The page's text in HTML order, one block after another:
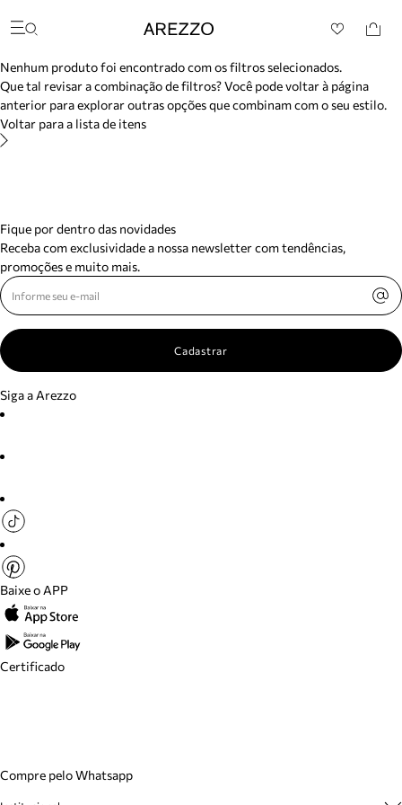
Buscar produtos
categorias sugeridas
Bota
Papete
Scarpin
Mocassim
Mule
Rasteira
Precisa de ajuda?
Meus pedidos
Arezzo
Nenhum produto foi encontrado com os filtros selecionados.
Que tal revisar a combinação de filtros? Você pode voltar à página
anterior para explorar outras opções que combinam com o seu estilo.
Voltar para a lista de itens
Fique por dentro das novidades
Receba com exclusividade a nossa newsletter com tendências,
promoções e muito mais.
Cadastrar
Siga a Arezzo
Baixe o APP
Certificado
Compre pelo Whatsapp